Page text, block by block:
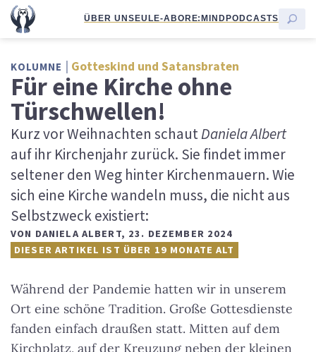
ÜBER UNSEULE-ABORE:MINDPODCASTS
KOLUMNE Gotteskind und Satansbraten
Für eine Kirche ohne
Türschwellen!
Kurz vor Weihnachten schautDaniela Albert
auf ihr Kirchenjahr zurück. Sie findet immer
seltener den Weg hinter Kirchenmauern. Wie
sich eine Kirche wandeln muss, die nicht aus
Selbstzweck existiert:
VON DANIELA ALBERT, 23. DEZEMBER 2024
DIESER ARTIKEL IST ÜBER 19 MONATE ALT
Während der Pandemie hatten wir in unserem
Ort eine schöne Tradition. Große Gottesdienste
fanden einfach draußen statt. Mitten auf dem
Kirchplatz, auf der Kreuzung neben der kleinen